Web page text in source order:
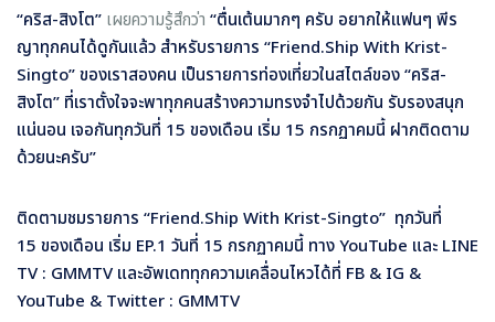
“คริส-สิงโต” เผยความรู้สึกว่า “ตื่นเต้นมากๆ ครับ อยากให้แฟนๆ พีร
ญาทุกคนได้ดูกันแล้ว สำหรับรายการ “Friend.Ship With Krist-
Singto” ของเราสองคน เป็นรายการท่องเที่ยวในสไตล์ของ “คริส-
สิงโต” ที่เราตั้งใจจะพาทุกคนสร้างความทรงจำไปด้วยกัน รับรองสนุก
แน่นอน เจอกันทุกวันที่ 15 ของเดือน เริ่ม 15 กรกฏาคมนี้ ฝากติดตาม
ด้วยนะครับ”
ติดตามชมรายการ “Friend.Ship With Krist-Singto” ทุกวันที่
15 ของเดือน เริ่ม EP.1 วันที่ 15 กรกฏาคมนี้ ทางYouTube และ LINE
TV : GMMTV และอัพเดททุกความเคลื่อนไหวได้ที่ FB & IG &
YouTube & Twitter : GMMTV